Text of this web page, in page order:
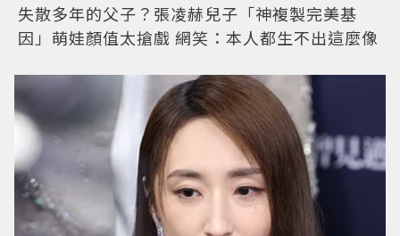
失散多年的父子？張凌赫兒子「神複製完美基
因」萌娃顏值太搶戲 網笑：本人都生不出這麼像